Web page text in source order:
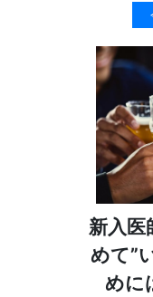
新入医
めて”
めに